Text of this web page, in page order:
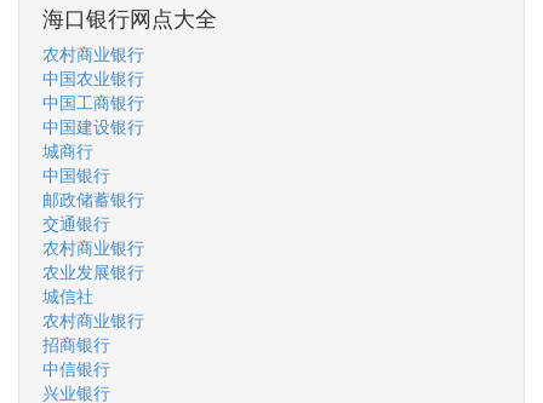
海口银行网点大全
农村商业银行
中国农业银行
中国工商银行
中国建设银行
城商行
中国银行
邮政储蓄银行
交通银行
农村商业银行
农业发展银行
城信社
农村商业银行
招商银行
中信银行
兴业银行